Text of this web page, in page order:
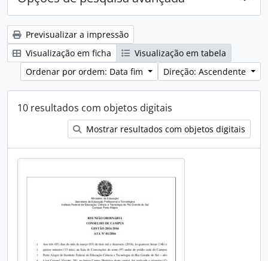
Previsualizar a impressão
Visualização em ficha
Visualização em tabela
Ordenar por ordem: Data fim
Direção: Ascendente
10 resultados com objetos digitais
Mostrar resultados com objetos digitais